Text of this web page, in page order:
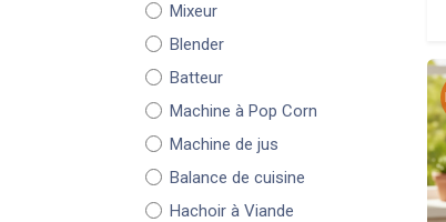
Mixeur
Blender
Batteur
Machine à Pop Corn
Machine de jus
Balance de cuisine
Hachoir à Viande